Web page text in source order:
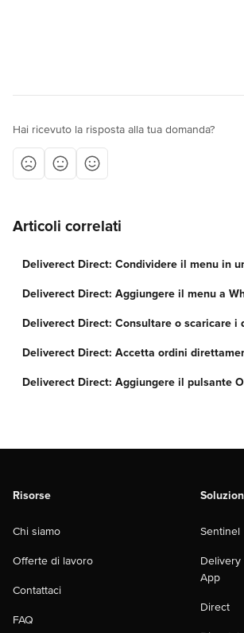
Hai ricevuto la risposta alla tua domanda?
Articoli correlati
Deliverect Direct: Aggiungere il menu a
Risorse
Chi siamo
Offerte di lavoro
Contattaci
FAQ
Sentinel
Delivery
App
Direct